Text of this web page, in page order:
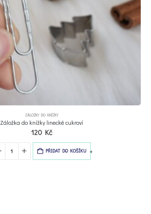
ZÁLOŽKY DO KNÍŽKY
Záložka do knížky linecké cukroví
120 Kč
PŘIDAT DO KOŠÍKU
- +